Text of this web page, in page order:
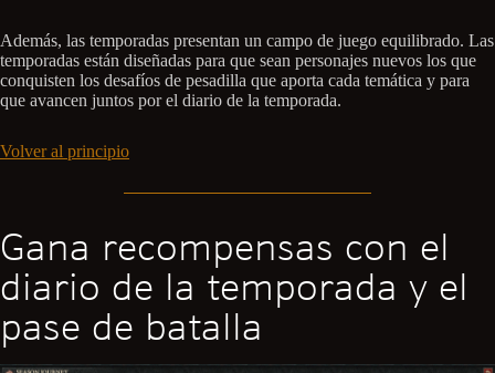
Además, las temporadas presentan un campo de juego equilibrado. Las
temporadas están diseñadas para que sean personajes nuevos los que
conquisten los desafíos de pesadilla que aporta cada temática y para
que avancen juntos por el diario de la temporada.
Volver al principio
Gana recompensas con el
diario de la temporada y el
pase de batalla